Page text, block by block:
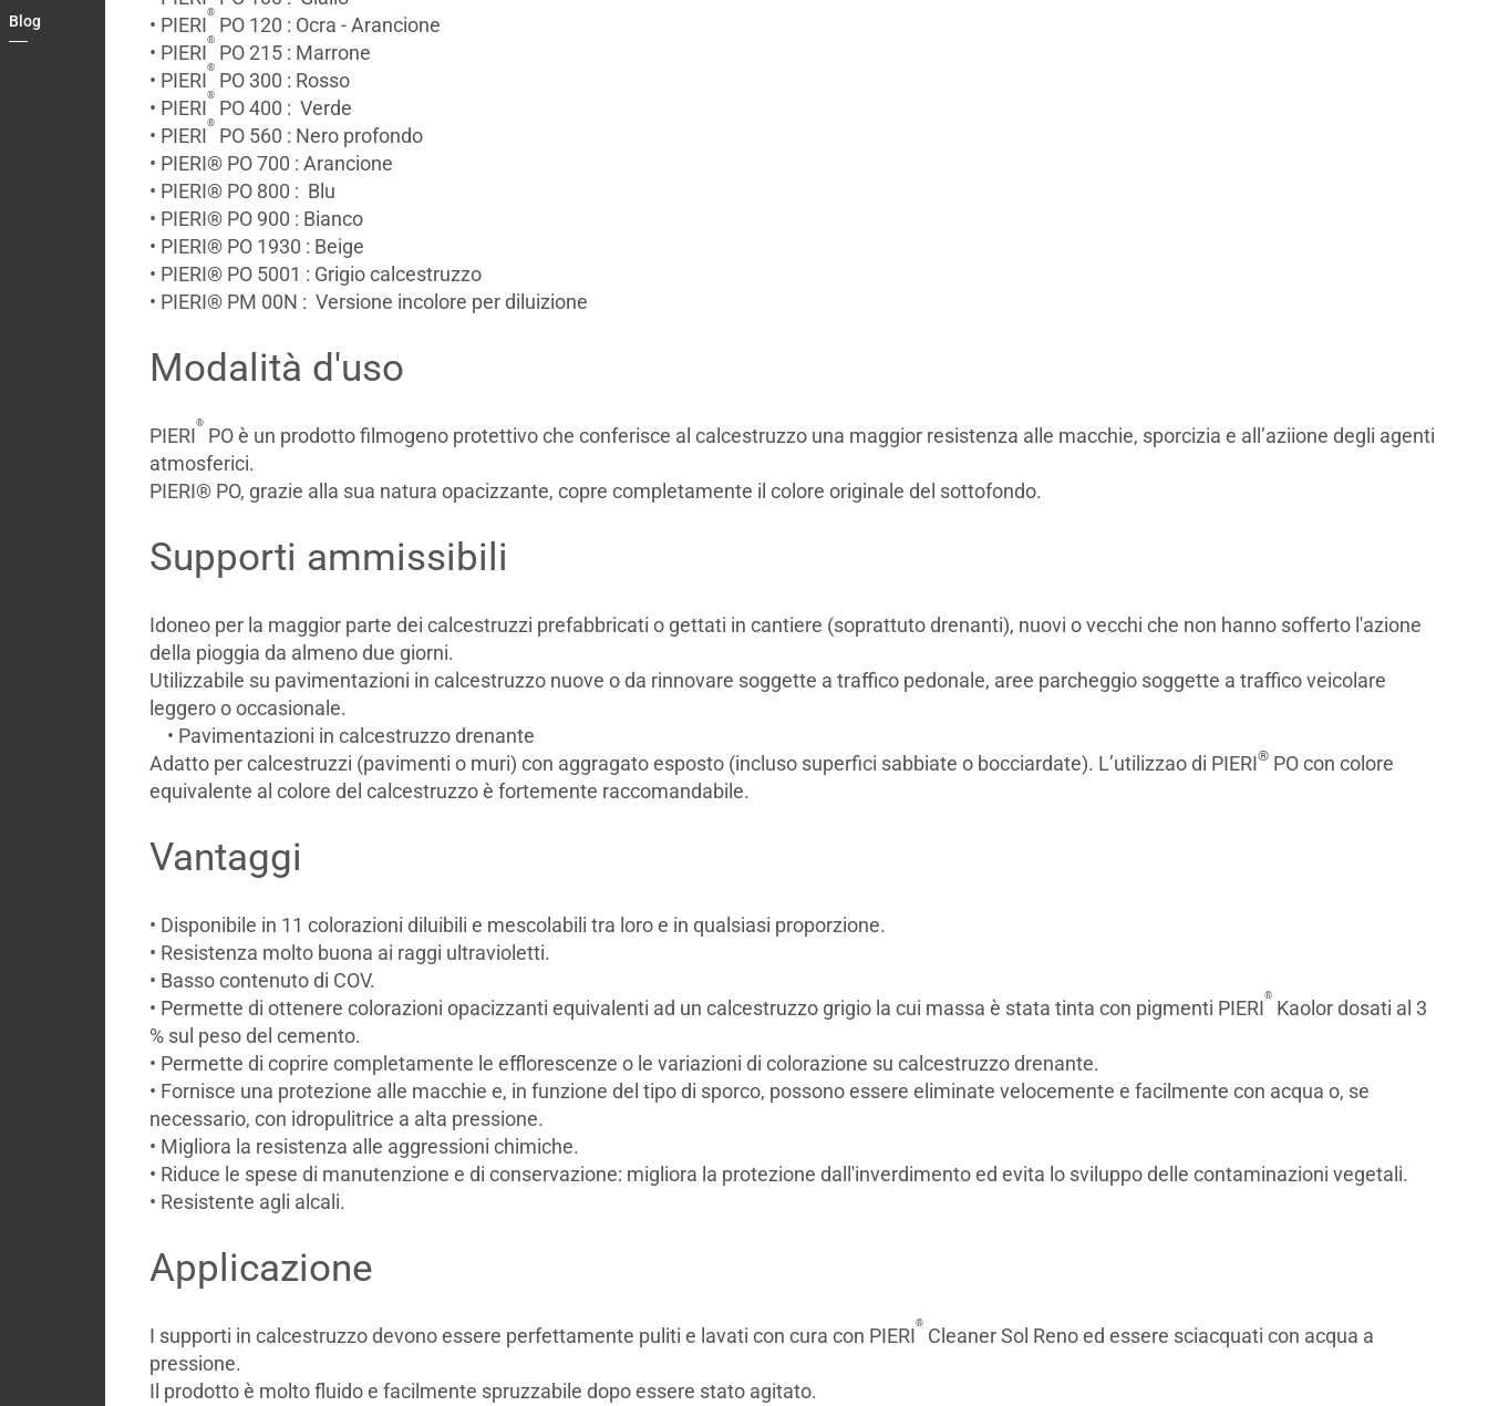
Blog
Country
Contact
• PIERI
®
PO 120 : Ocra - Arancione
• PIERI
®
PO 215 : Marrone
• PIERI
®
PO 300 : Rosso
• PIERI
®
PO 400 : Verde
• PIERI
®
PO 560 : Nero profondo
• PIERI® PO 700 : Arancione
• PIERI® PO 800 : Blu
• PIERI® PO 900 : Bianco
• PIERI® PO 1930 : Beige
• PIERI® PO 5001 : Grigio calcestruzzo
• PIERI® PM 00N : Versione incolore per diluizione
Modalità d'uso
PIERI
®
PO è un prodotto filmogeno protettivo che conferisce al calcestruzzo una maggior resistenza alle macchie, sporcizia e all’aziione degli agenti
atmosferici.
PIERI® PO, grazie alla sua natura opacizzante, copre completamente il colore originale del sottofondo.
Supporti ammissibili
Idoneo per la maggior parte dei calcestruzzi prefabbricati o gettati in cantiere (soprattuto drenanti), nuovi o vecchi che non hanno sofferto l'azione
della pioggia da almeno due giorni.
Utilizzabile su pavimentazioni in calcestruzzo nuove o da rinnovare soggette a traffico pedonale, aree parcheggio soggette a traffico veicolare
leggero o occasionale.
• Pavimentazioni in calcestruzzo drenante
Adatto per calcestruzzi (pavimenti o muri) con aggragato esposto (incluso superfici sabbiate o bocciardate). L’utilizzao di PIERI®PO con colore
equivalente al colore del calcestruzzo è fortemente raccomandabile.
Vantaggi
• Disponibile in 11 colorazioni diluibili e mescolabili tra loro e in qualsiasi proporzione.
• Resistenza molto buona ai raggi ultravioletti.
• Basso contenuto di COV.
• Permette di ottenere colorazioni opacizzanti equivalenti ad un calcestruzzo grigio la cui massa è stata tinta con pigmenti PIERI
®
Kaolor dosati al 3
% sul peso del cemento.
• Permette di coprire completamente le efflorescenze o le variazioni di colorazione su calcestruzzo drenante.
• Fornisce una protezione alle macchie e, in funzione del tipo di sporco, possono essere eliminate velocemente e facilmente con acqua o, se
necessario, con idropulitrice a alta pressione.
• Migliora la resistenza alle aggressioni chimiche.
• Riduce le spese di manutenzione e di conservazione: migliora la protezione dall'inverdimento ed evita lo sviluppo delle contaminazioni vegetali.
• Resistente agli alcali.
Applicazione
I supporti in calcestruzzo devono essere perfettamente puliti e lavati con cura con PIERI
®
Cleaner Sol Reno ed essere sciacquati con acqua a
pressione.
Il prodotto è molto fluido e facilmente spruzzabile dopo essere stato agitato.